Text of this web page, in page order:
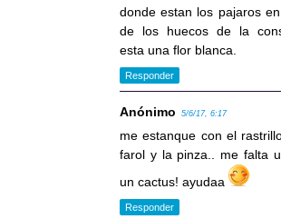
donde estan los pajaros
de los huecos de la
esta una flor blanca.
Responder
Anónimo 5/6/17, 6:17
me estanque con el
farol y la pinza.. me falta
un cactus! ayudaa
Responder